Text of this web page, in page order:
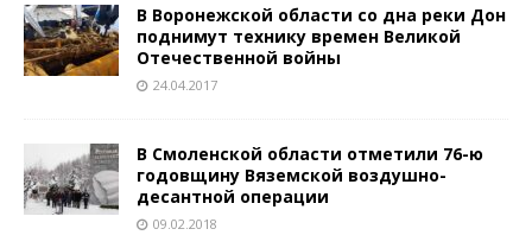
В Воронежской области со дна реки Дон
поднимут технику времен Великой
Отечественной войны
24.04.2017
В Смоленской области отметили 76-ю
годовщину Вяземской воздушно-
десантной операции
09.02.2018